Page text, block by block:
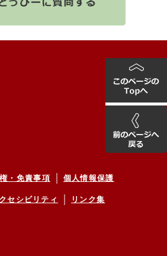
・免責事項 個人情報保護
セシビリティ リンク集